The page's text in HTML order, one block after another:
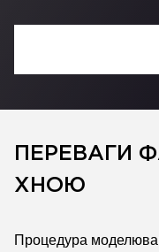
ПЕРЕВАГИ
ХНОЮ
Процедура